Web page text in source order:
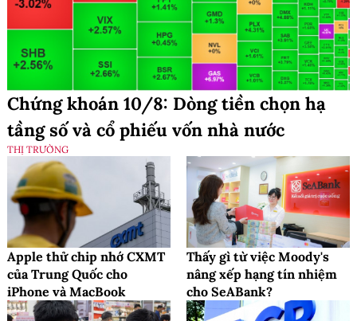
Chứng khoán 10/8: Dòng tiền chọn hạ
tầng số và cổ phiếu vốn nhà nước
THỊ TRƯỜNG
Apple thử chip nhớ CXMT
của Trung Quốc cho
iPhone và MacBook
Thấy gì từ việc Moody's
nâng xếp hạng tín nhiệm
cho SeABank?